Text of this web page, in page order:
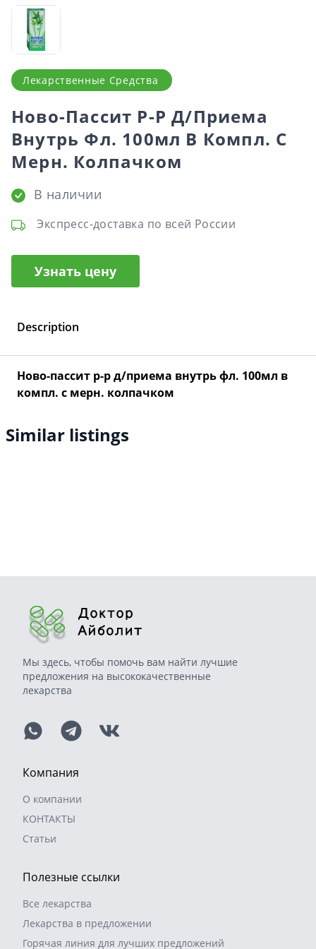
Лекарственные Средства
Ново-Пассит Р-Р Д/приема
Внутрь Фл. 100мл В Компл. С
Мерн. Колпачком
В наличии
Экспресс-доставка по всей России
Узнать цену
Description
Ново-пассит р-р д/приема внутрь фл. 100мл в
компл. с мерн. колпачком
Similar listings
Мы здесь, чтобы помочь вам найти лучшие
предложения на высококачественные
лекарства
Компания
О компании
КОНТАКТЫ
Статьи
Полезные ссылки
Все лекарства
Лекарства в предложении
Горячая линия для лучших предложений